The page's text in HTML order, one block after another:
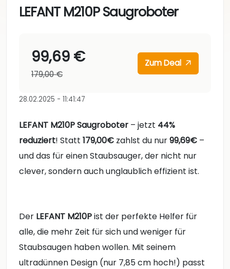
LEFANT M210P Saugroboter
99,69 €
179,00 €
Zum Deal
28.02.2025 - 11:41:47
LEFANT M210P Saugroboter – jetzt 44%
reduziert! Statt 179,00€ zahlst du nur99,69€ –
und das für einen Staubsauger, der nicht nur
clever, sondern auch unglaublich effizient ist.
Der LEFANT M210Pist der perfekte Helfer für
alle, die mehr Zeit für sich und weniger für
Staubsaugen haben wollen. Mit seinem
ultradünnen Design (nur 7,85 cm hoch!) passt